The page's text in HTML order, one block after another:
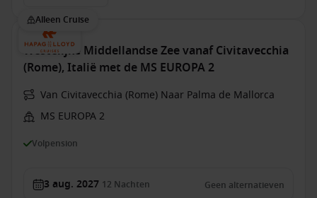
Alleen Cruise
Westelijke Middellandse Zee vanaf Civitavecchia
(Rome), Italië met de MS EUROPA 2
Van Civitavecchia (Rome) Naar Palma de Mallorca
MS EUROPA 2
Volpension
3 aug. 2027 12 Nachten Geen alternatieven